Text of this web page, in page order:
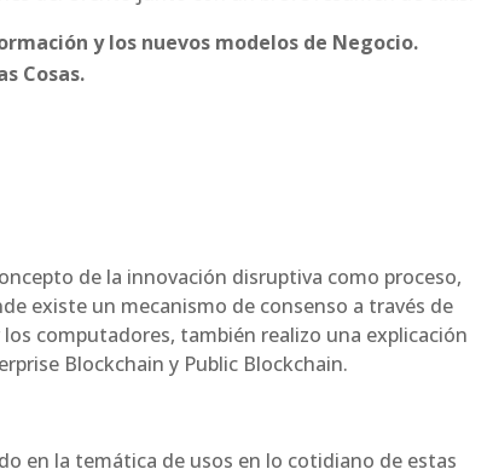
y los nuevos modelos de Negocio.
Cosas.
de la innovación disruptiva como proceso,
existe un mecanismo de consenso a través de
computadores, también realizo una explicación
Blockchain y Public Blockchain.
en la temática de usos en lo cotidiano de estas